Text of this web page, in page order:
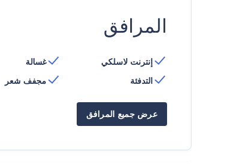
المرافق
إنترنت لاسلكي
التدفئة
غسالة
مجفف شعر
عرض جميع المرافق